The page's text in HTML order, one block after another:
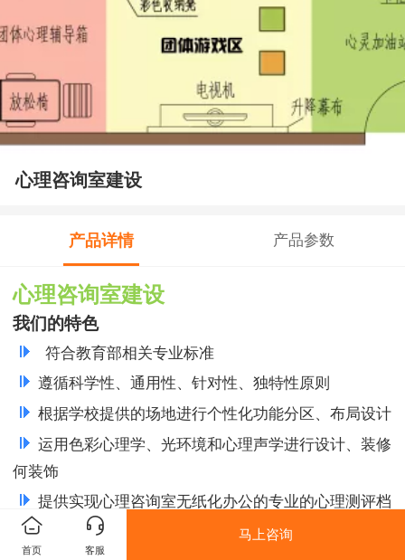
心理咨询室建设
产品详情 产品参数
心理咨询室建设
我们的特色
符合教育部相关专业标准
遵循科学性、通用性、针对性、独特性原则
根据学校提供的场地进行个性化功能分区、布局设计
运用色彩心理学、光环境和心理声学进行设计、装修
何装饰
提供实现心理咨询室无纸化办公的专业的心理测评档
案管理系统
首页 客服
马上咨询